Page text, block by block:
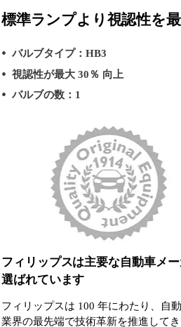
標準ランプより視認性を
バルブタイプ：HB3
視認性が最大 30％ 向上
バルブの数：1
フィリップスは主要な自動車メ
選ばれています
フィリップスは 100 年にわたり、自
業界の最先端で技術革新を推進して